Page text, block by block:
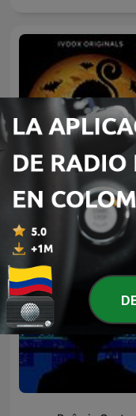
NOCHES DE